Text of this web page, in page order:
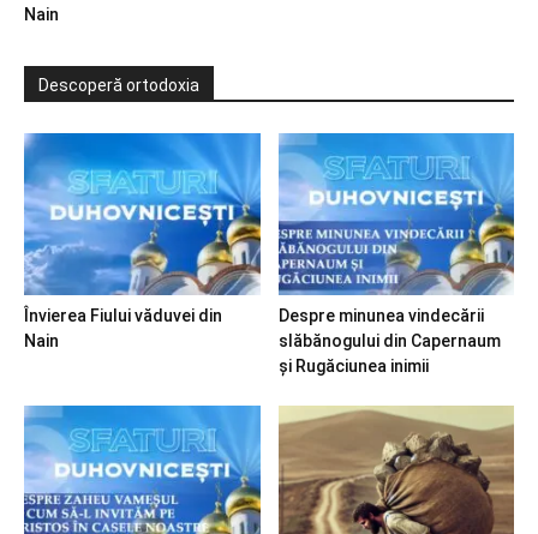
Nain
Descoperă ortodoxia
Învierea Fiului văduvei din
Nain
Despre minunea vindecării
slăbănogului din Capernaum
și Rugăciunea inimii